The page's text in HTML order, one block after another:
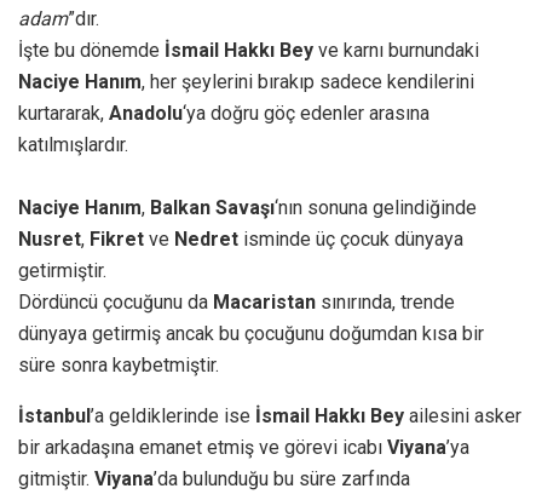
adam”dır.
İşte bu dönemde İsmail Hakkı Bey ve karnı burnundaki
Naciye Hanım, her şeylerini bırakıp sadece kendilerini
kurtararak, Anadolu‘ya doğru göç edenler arasına
katılmışlardır.
Naciye Hanım, Balkan Savaşı‘nın sonuna gelindiğinde
Nusret, Fikret ve Nedret isminde üç çocuk dünyaya
getirmiştir.
Dördüncü çocuğunu da Macaristan sınırında, trende
dünyaya getirmiş ancak bu çocuğunu doğumdan kısa bir
süre sonra kaybetmiştir.
İstanbul’a geldiklerinde ise İsmail Hakkı Bey ailesini asker
bir arkadaşına emanet etmiş ve görevi icabı Viyana’ya
gitmiştir. Viyana’da bulunduğu bu süre zarfında